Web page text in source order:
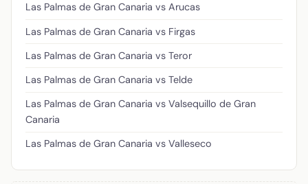
Las Palmas de Gran Canaria vs Arucas
Las Palmas de Gran Canaria vs Firgas
Las Palmas de Gran Canaria vs Teror
Las Palmas de Gran Canaria vs Telde
Las Palmas de Gran Canaria vs Valsequillo de Gran
Canaria
Las Palmas de Gran Canaria vs Valleseco